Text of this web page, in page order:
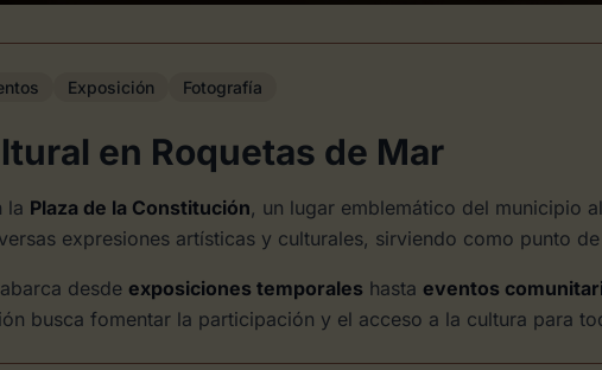
Exposición Fotografía
en Roquetas de Mar
la Plaza de la Constitución, un lugar emblemático del municipio
expresiones artísticas y culturales, sirviendo como punto
desde exposiciones temporales hasta eventos
busca fomentar la participación y el acceso a la cultura para